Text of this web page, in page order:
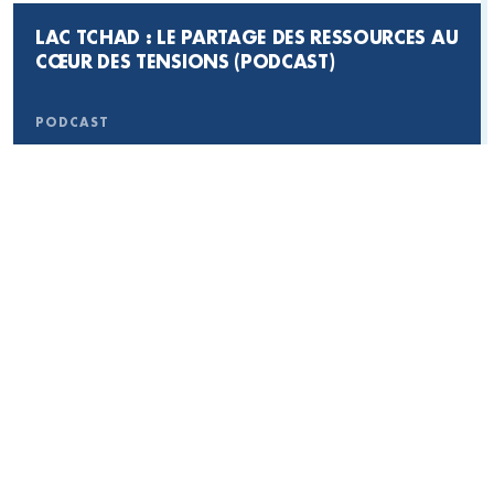
LAC TCHAD : LE PARTAGE DES RESSOURCES AU
CŒUR DES TENSIONS (PODCAST)
PODCAST
POUR UNE TERRE SANS FAIM, CULTIVEZ L’ACTION DU
CCFD-TERRE SOLIDAIRE